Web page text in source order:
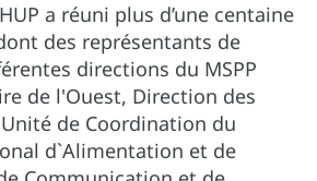
a réuni plus d’une centaine
des représentants de
directions du MSPP
de l'Ouest, Direction des
de Coordination du
d`Alimentation et de